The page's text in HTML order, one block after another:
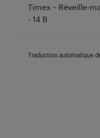
Timex – Réveille-
- 14 B
Traduction automatique